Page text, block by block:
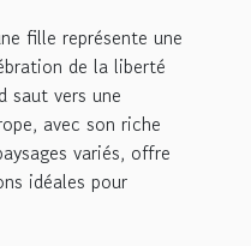
fille représente une
de la liberté
saut vers une
avec son riche
variés, offre
idéales pour